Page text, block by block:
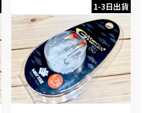
1-3日出貨